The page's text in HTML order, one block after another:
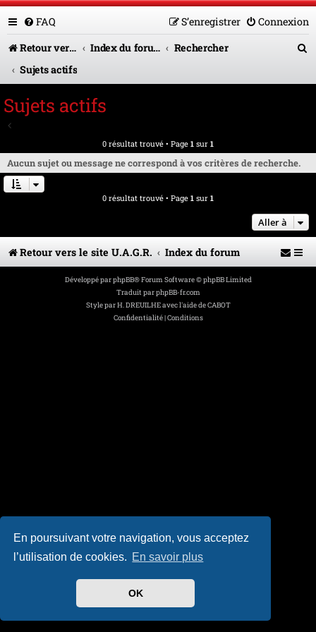
En poursuivant votre navigation, vous acceptez
l’utilisation de cookies. En savoir plus
OK
FAQ Connexion
S’enregistrer
Retour vers le site U.A.G.R.
Index du forum
Rechercher
Sujets actifs
r
Sujets actifs
0 résultat trouvé • Page 1 sur 1
Aucun sujet ou message ne correspond à vos critères de recherche.
0 résultat trouvé • Page 1 sur 1
Aller à
Retour vers le site U.A.G.R. Index du forum
Développé parphpBB® Forum Software © phpBB Limited
Traduit parphpBB-fr.com
Style parH. DREUILHE avec l'aide de CABOT
Confidentialité|Conditions